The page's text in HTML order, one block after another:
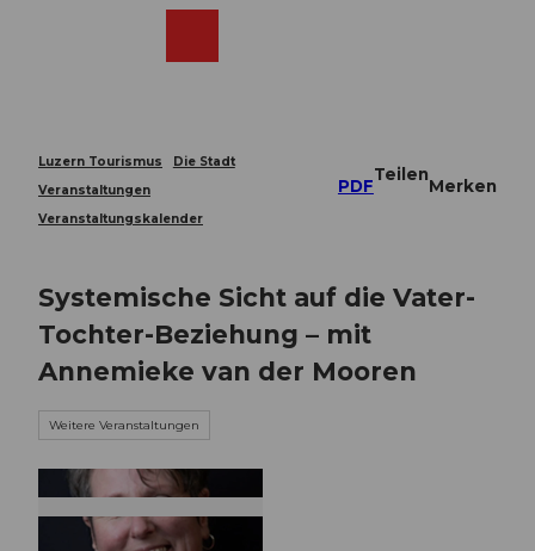
Luzern Tourismus
Die Stadt
Veranstaltungen
Veranstaltungskalender
PDF
Teilen
Merken
Systemische Sicht auf die Vater-
Tochter-Beziehung – mit
Annemieke van der Mooren
Weitere Veranstaltungen